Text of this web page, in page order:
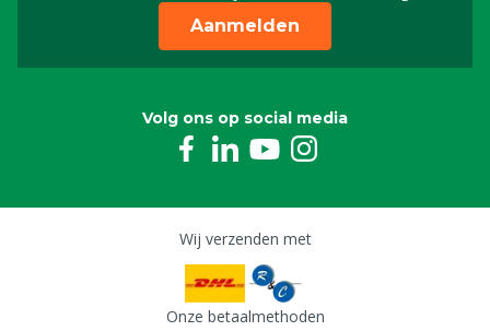
Aanmelden
Volg ons op social media
Wij verzenden met
Onze betaalmethoden